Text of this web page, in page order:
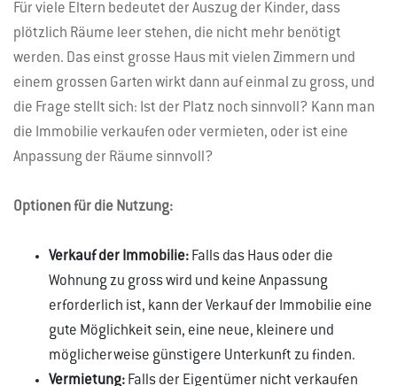
Für viele Eltern bedeutet der Auszug der Kinder, dass
plötzlich Räume leer stehen, die nicht mehr benötigt
werden. Das einst grosse Haus mit vielen Zimmern und
einem grossen Garten wirkt dann auf einmal zu gross, und
die Frage stellt sich: Ist der Platz noch sinnvoll? Kann man
die Immobilie verkaufen oder vermieten, oder ist eine
Anpassung der Räume sinnvoll?
Optionen für die Nutzung:
Verkauf der Immobilie: Falls das Haus oder die
Wohnung zu gross wird und keine Anpassung
erforderlich ist, kann der Verkauf der Immobilie eine
gute Möglichkeit sein, eine neue, kleinere und
möglicherweise günstigere Unterkunft zu finden.
Vermietung: Falls der Eigentümer nicht verkaufen